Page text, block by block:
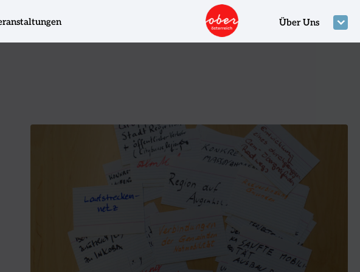
Über Uns